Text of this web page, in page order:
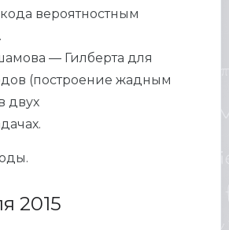
вероятностным
— Гилберта для
(построение жадным
двух
2015